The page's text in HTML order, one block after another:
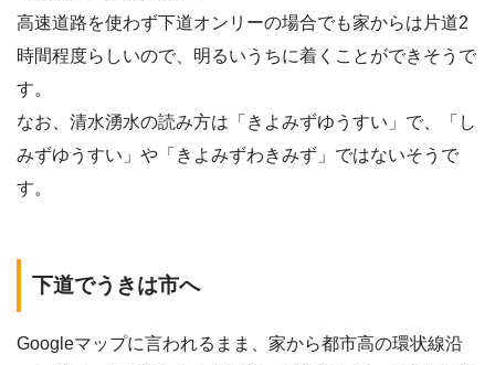
高速道路を使わず下道オンリーの場合でも家からは片道2
時間程度らしいので、明るいうちに着くことができそうで
す。
なお、清水湧水の読み方は「きよみずゆうすい」で、「し
みずゆうすい」や「きよみずわきみず」ではないそうで
す。
下道でうきは市へ
Googleマップに言われるまま、家から都市高の環状線沿